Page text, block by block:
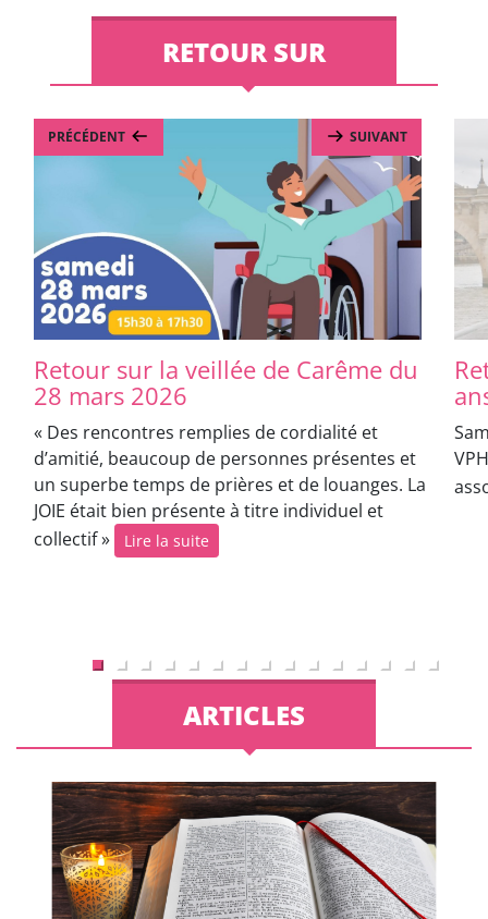
RETOUR SUR
PRÉCÉDENT
Retour sur la veillée de Carême du
28 mars 2026
« Des rencontres remplies de cordialité et
d’amitié, beaucoup de personnes présentes et
un superbe temps de prières et de louanges. La
JOIE était bien présente à titre individuel et
collectif »
Lire la suite
SUIVANT
ARTICLES